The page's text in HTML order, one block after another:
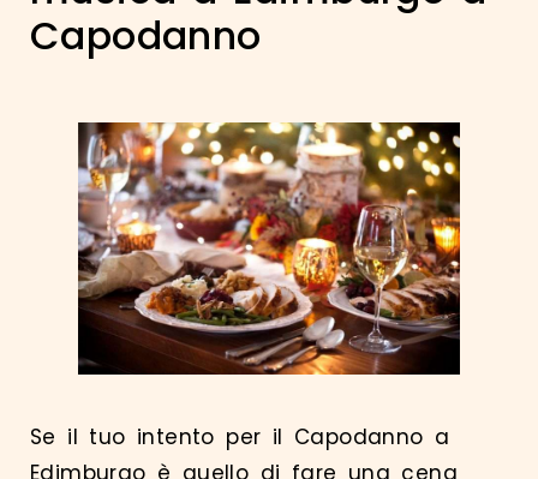
Capodanno
Se il tuo intento per il Capodanno a